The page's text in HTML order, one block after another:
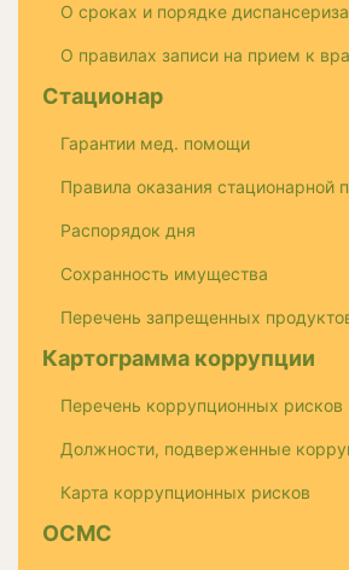
О сроках и порядке
О правилах записи на прием к
Стационар
Гарантии мед. помощи
Правила оказания стационарной
Распорядок дня
Сохранность имущества
Перечень запрещенных
Картограмма коррупции
Перечень коррупционных рисков
Должности, подверженные
Карта коррупционных рисков
ОСМС